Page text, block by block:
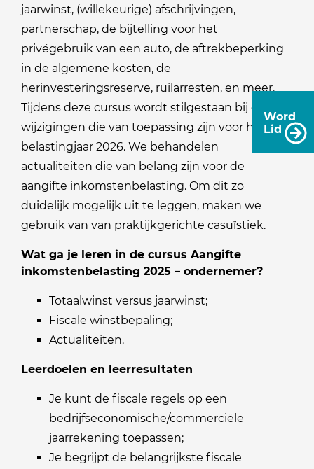
Word
Lid
jaarwinst, (willekeurige) afschrijvingen,
partnerschap, de bijtelling voor het
privégebruik van een auto, de aftrekbeperking
in de algemene kosten, de
herinvesteringsreserve, ruilarresten, en meer.
Tijdens deze cursus wordt stilgestaan bij de
wijzigingen die van toepassing zijn voor het
belastingjaar 2026. We behandelen
actualiteiten die van belang zijn voor de
aangifte inkomstenbelasting. Om dit zo
duidelijk mogelijk uit te leggen, maken we
gebruik van van praktijkgerichte casuïstiek.
Wat ga je leren in de cursus Aangifte
inkomstenbelasting 2025 – ondernemer?
Totaalwinst versus jaarwinst;
Fiscale winstbepaling;
Actualiteiten.
Leerdoelen en leerresultaten
Je kunt de fiscale regels op een
bedrijfseconomische/commerciële
jaarrekening toepassen;
Je begrijpt de belangrijkste fiscale